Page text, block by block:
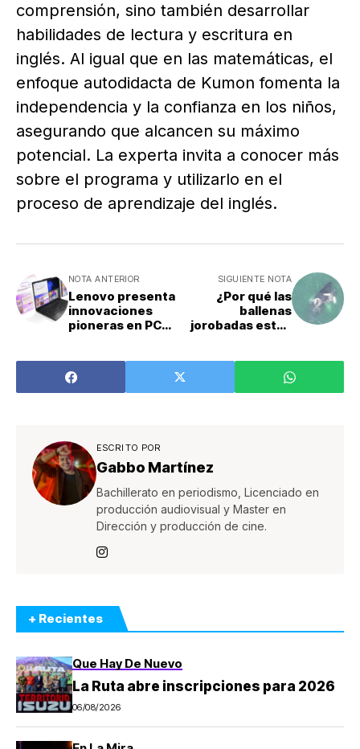
comprensión, sino también desarrollar
habilidades de lectura y escritura en
inglés. Al igual que en las matemáticas, el
enfoque autodidacta de Kumon fomenta la
independencia y la confianza en los niños,
asegurando que alcancen su máximo
potencial. La experta invita a conocer más
sobre el programa y utilizarlo en el
proceso de aprendizaje del inglés.
NOTA ANTERIOR
Lenovo presenta
innovaciones
pioneras en PC
usuarios
empresariales en
la era de la IA
SIGUIENTE NOTA
¿Por qué las
ballenas
jorobadas están
ESCRITO POR
Gabbo Martínez
Bachillerato en periodismo, Licenciado en
producción audiovisual y Master en
Dirección y producción de cine.
+ Recientes
Que Hay De Nuevo
La Ruta abre inscripciones para 2026
06/08/2026